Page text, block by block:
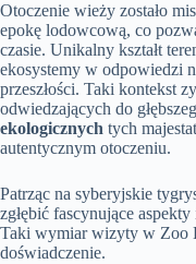
Otoczenie wieży zostało
epokę lodowcową, co
czasie. Unikalny kształt
ekosystemy w odpowiedzi
przeszłości. Taki kontekst
odwiedzających do
ekologicznych tych
autentycznym otoczeniu.
Patrząc na syberyjskie
zgłębić fascynujące
Taki wymiar wizyty w Zoo
doświadczenie.